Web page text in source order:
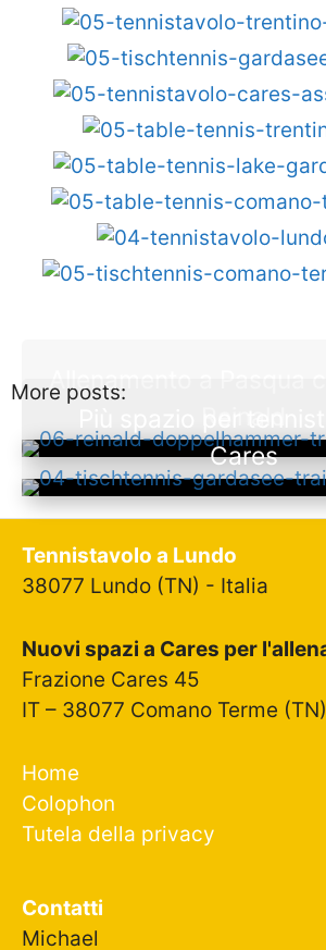
More posts:
Allenamento a Pasqua
Cares
Tennistavolo a Lundo
38077 Lundo (TN) - Italia
Nuovi spazi a Cares per
Frazione Cares 45
IT – 38077 Comano Terme (TN)
Home
Colophon
Tutela della privacy
Contatti
Michael